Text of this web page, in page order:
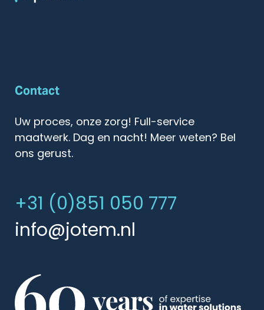
Contact
Uw proces, onze zorg! Full-service
maatwerk. Dag en nacht! Meer weten? Bel
ons gerust.
+31 (0)851 050 777
info@jotem.nl